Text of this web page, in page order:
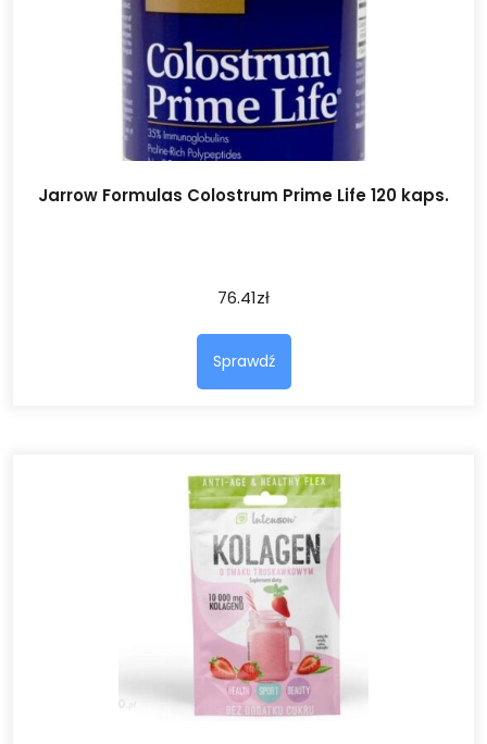
Jarrow Formulas Colostrum Prime Life 120 kaps.
76.41zł
Sprawdź